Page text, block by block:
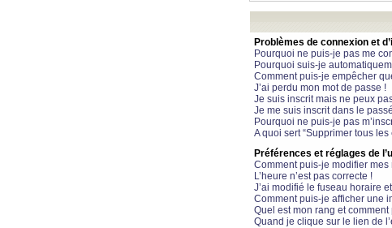
Problèmes de connexion et
Pourquoi ne puis-je pas me
Pourquoi suis-je
Comment puis-je empêcher
J’ai perdu mon mot de passe !
Je suis inscrit mais ne peux
Je me suis inscrit dans le
Pourquoi ne puis-je pas
A quoi sert “Supprimer tous
Préférences et réglages de
Comment puis-je modifier mes
L’heure n’est pas correcte !
J’ai modifié le fuseau horaire
Comment puis-je afficher une
Quel est mon rang et
Quand je clique sur le lien de